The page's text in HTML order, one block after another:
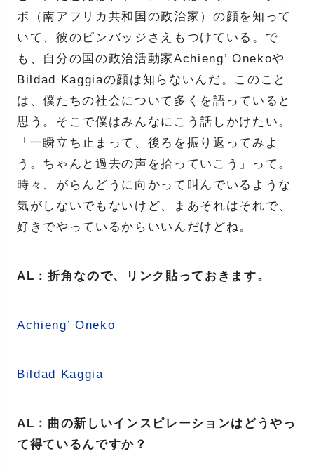
ボ（南アフリカ共和国の政治家）の顔を知って
いて、彼のピンバッジさえもつけている。で
も、自分の国の政治活動家Achieng’ Onekoや
Bildad Kaggiaの顔は知らないんだ。このこと
は、僕たちの社会について多くを語っていると
思う。そこで僕はみんなにこう話しかけたい。
「一瞬立ち止まって、後ろを振り返ってみよ
う。ちゃんと過去の声を拾っていこう」って。
時々、がらんどうに向かって叫んでいるような
気がしないでもないけど、まあそれはそれで、
好きでやっているからいいんだけどね。
AL：折角なので、リンク貼っておきます。
Achieng’ Oneko
Bildad Kaggia
AL：曲の新しいインスピレーションはどうやっ
て得ているんですか？